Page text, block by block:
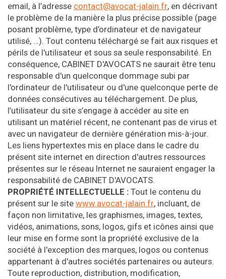
email, à l’adresse contact@avocat-jalain.fr, en décrivant
le problème de la manière la plus précise possible (page
posant problème, type d’ordinateur et de navigateur
utilisé, …). Tout contenu téléchargé se fait aux risques et
périls de l'utilisateur et sous sa seule responsabilité. En
conséquence, CABINET D'AVOCATS ne saurait être tenu
responsable d'un quelconque dommage subi par
l'ordinateur de l'utilisateur ou d'une quelconque perte de
données consécutives au téléchargement. De plus,
l’utilisateur du site s’engage à accéder au site en
utilisant un matériel récent, ne contenant pas de virus et
avec un navigateur de dernière génération mis-à-jour.
Les liens hypertextes mis en place dans le cadre du
présent site internet en direction d'autres ressources
présentes sur le réseau Internet ne sauraient engager la
responsabilité de CABINET D'AVOCATS.
PROPRIÉTÉ INTELLECTUELLE : Tout le contenu du
présent sur le site www.avocat-jalain.fr, incluant, de
façon non limitative, les graphismes, images, textes,
vidéos, animations, sons, logos, gifs et icônes ainsi que
leur mise en forme sont la propriété exclusive de la
société à l'exception des marques, logos ou contenus
appartenant à d'autres sociétés partenaires ou auteurs.
Toute reproduction, distribution, modification,